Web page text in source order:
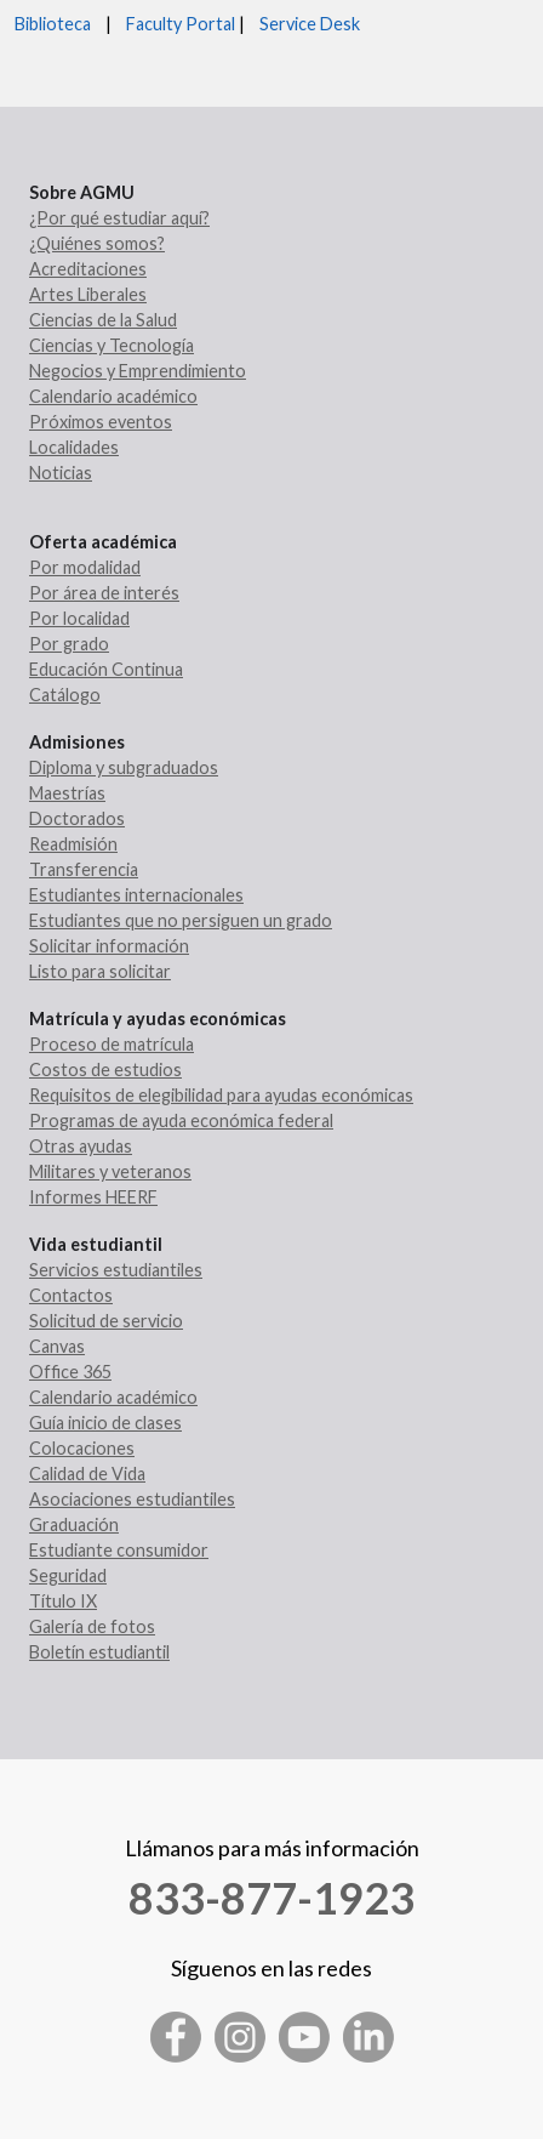
Biblioteca | Faculty Portal | Service Desk
Sobre AGMU
¿Por qué estudiar aquí?
¿Quiénes somos?
Acreditaciones
Artes Liberales
Ciencias de la Salud
Ciencias y Tecnología
Negocios y Emprendimiento
Calendario académico
Próximos eventos
Localidades
Noticias
Oferta académica
Por modalidad
Por área de interés
Por localidad
Por grado
Educación Continua
Catálogo
Admisiones
Diploma y subgraduados
Maestrías
Doctorados
Readmisión
Transferencia
Estudiantes internacionales
Estudiantes que no persiguen un grado
Solicitar información
Listo para solicitar
Matrícula y ayudas económicas
Proceso de matrícula
Costos de estudios
Requisitos de elegibilidad para ayudas económicas
Programas de ayuda económica federal
Otras ayudas
Militares y veteranos
Informes HEERF
Vida estudiantil
Servicios estudiantiles
Contactos
Solicitud de servicio
Canvas
Office 365
Calendario académico
Guía inicio de clases
Colocaciones
Calidad de Vida
Asociaciones estudiantiles
Graduación
Estudiante consumidor
Seguridad
Título IX
Galería de fotos
Boletín estudiantil
Llámanos para más información
833-877-1923
Síguenos en las redes